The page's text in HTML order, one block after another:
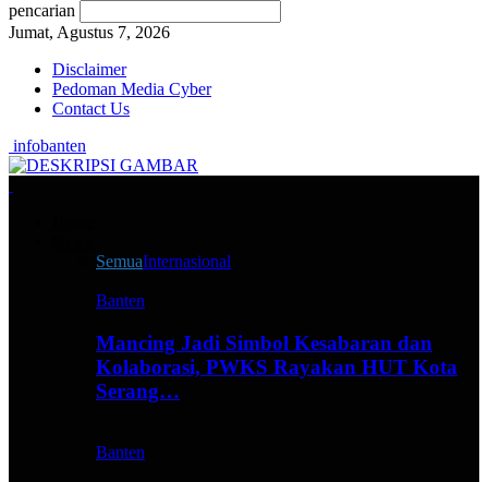
pencarian
Jumat, Agustus 7, 2026
Disclaimer
Pedoman Media Cyber
Contact Us
infobanten
SemuaInternasional
Banten
Mancing Jadi Simbol Kesabaran dan
Kolaborasi, PWKS Rayakan HUT Kota
Serang…
Banten